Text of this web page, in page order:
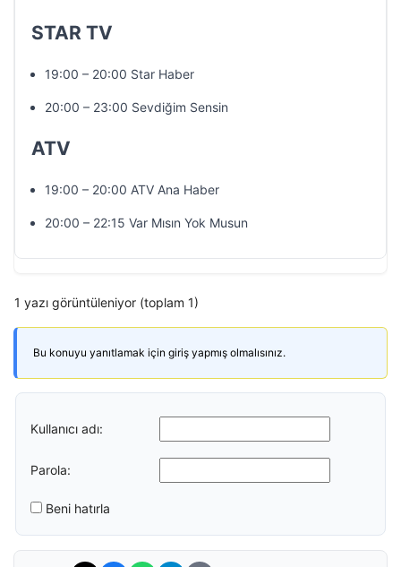
STAR TV
19:00 – 20:00 Star Haber
20:00 – 23:00 Sevdiğim Sensin
ATV
19:00 – 20:00 ATV Ana Haber
20:00 – 22:15 Var Mısın Yok Musun
1 yazı görüntüleniyor (toplam 1)
Bu konuyu yanıtlamak için giriş yapmış olmalısınız.
Kullanıcı adı:
Parola:
Beni hatırla